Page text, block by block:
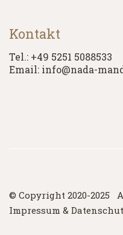
Kontakt
Tel.: +49 5251 5088533
Email: info@nada-
© Copyright 2020-2025
Impressum &